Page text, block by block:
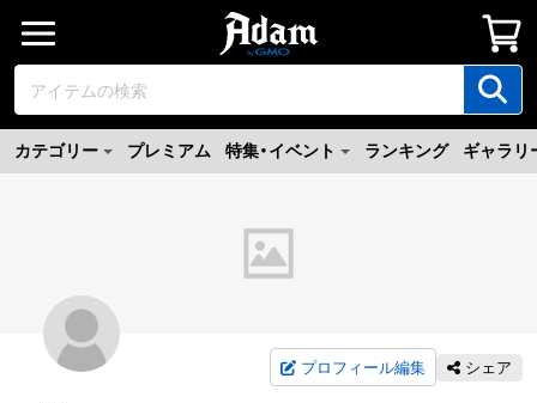
カテゴリー プレミアム 特集・イベント ランキング ギャラリ
プロフィール編集 シェア